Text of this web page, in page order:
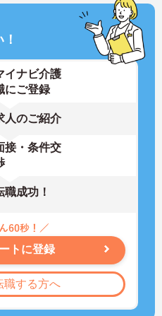
イナビ介護
にご登録
人のご紹介
接・条件交
職成功！
トに登録
職する方へ